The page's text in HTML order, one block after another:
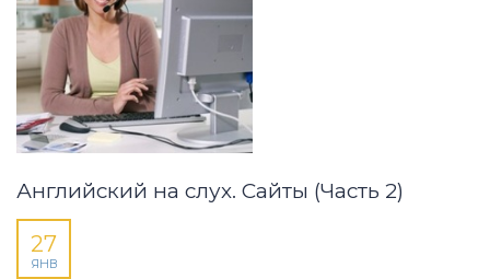
Английский на слух. Сайты (Часть 2)
27
ЯНВ